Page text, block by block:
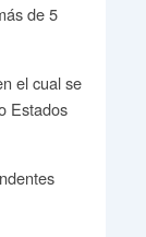
de 5
el cual se
Estados